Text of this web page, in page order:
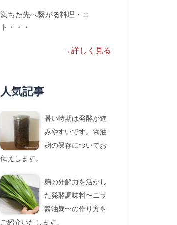
満ちた先へ繋がる料理・コ
ト・・・
→詳しく見る
人気記事
暑い時期は発酵が進
みやすいです。醤油
麹の保存についてお
伝えします。
麹の分解力を活かし
た発酵調味料〜ニラ
醤油麹〜の作り方を
ご紹介いたします。